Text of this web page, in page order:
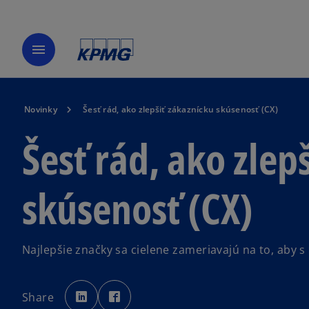
menu
Novinky Šesť rád, ako zlepšiť zákaznícku skúsenosť (CX)
Šesť rád, ako
skúsenosť (CX)
Najlepšie značky sa cielene zameriavajú na to, aby
Share
o
p
e
p
e